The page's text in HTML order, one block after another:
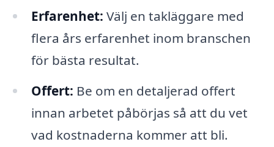
Erfarenhet: Välj en takläggare med
flera års erfarenhet inom branschen
för bästa resultat.
Offert: Be om en detaljerad offert
innan arbetet påbörjas så att du vet
vad kostnaderna kommer att bli.